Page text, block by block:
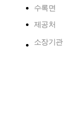
수록면
제공처
소장기관